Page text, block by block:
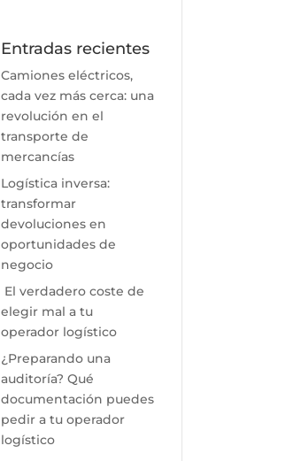
Entradas recientes
Camiones eléctricos,
cada vez más cerca: una
revolución en el
transporte de
mercancías
Logística inversa:
transformar
devoluciones en
oportunidades de
negocio
El verdadero coste de
elegir mal a tu
operador logístico
¿Preparando una
auditoría? Qué
documentación puedes
pedir a tu operador
logístico